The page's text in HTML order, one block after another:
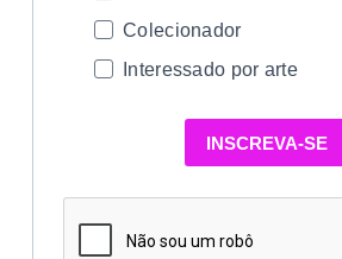
Colecionador
Interessado por arte
INSCREVA-SE